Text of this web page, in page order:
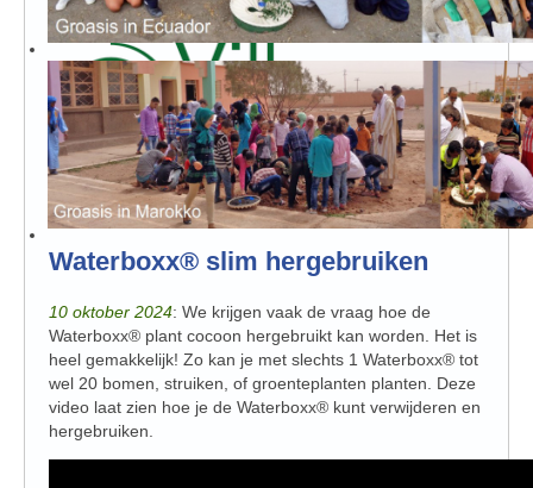
Summit 2025.
Waterboxx® slim hergebruiken
10 oktober 2024: We krijgen vaak de vraag hoe de
Waterboxx® plant cocoon hergebruikt kan worden. Het is
heel gemakkelijk! Zo kan je met slechts 1 Waterboxx® tot
wel 20 bomen, struiken, of groenteplanten planten. Deze
video laat zien hoe je de Waterboxx® kunt verwijderen en
hergebruiken.